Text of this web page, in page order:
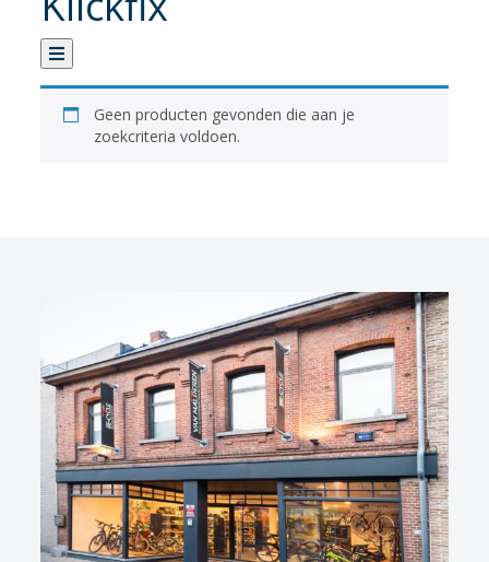
Categorie
Sportvoeding
Verlichting
Verzorging
Geen producten gevonden die aan je
zoekcriteria voldoen.